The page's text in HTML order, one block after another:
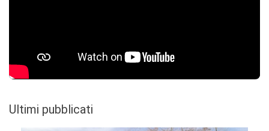
Ultimi pubblicati